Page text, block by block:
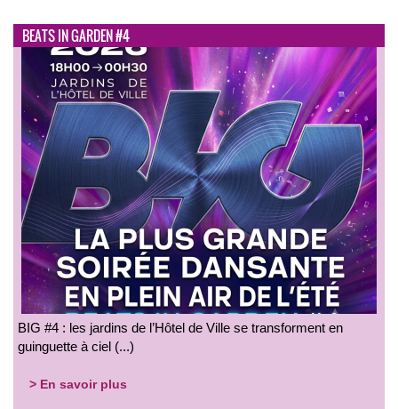
BEATS IN GARDEN #4
BIG #4 : les jardins de l’Hôtel de Ville se transforment en
guinguette à ciel (...)
> En savoir plus